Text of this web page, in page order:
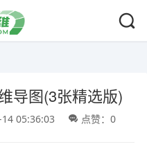
导图(3张精选版)
05:36:03 点赞：0